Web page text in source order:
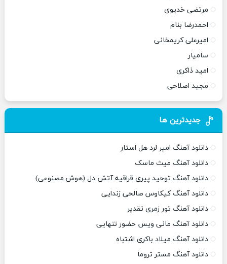
مرتضی خدیوی
احمدرضا بنام
امیرعلی کریمخانی
سامیار
امید ذاکری
مجید اصلاحی
جدیدترین ها
دانلود آهنگ امیر لرد هل استار
دانلود آهنگ میث ماسک
دانلود آهنگ توحید پیری قراقیه آتش دل (هوش مصنوعی)
دانلود آهنگ کیکاوس صالحی زندایی
دانلود آهنگ تور زمری تقدیر
دانلود آهنگ مانی ویس حضور تنهایی
دانلود آهنگ میلاد باکری اشتباه
دانلود آهنگ مستر تروما